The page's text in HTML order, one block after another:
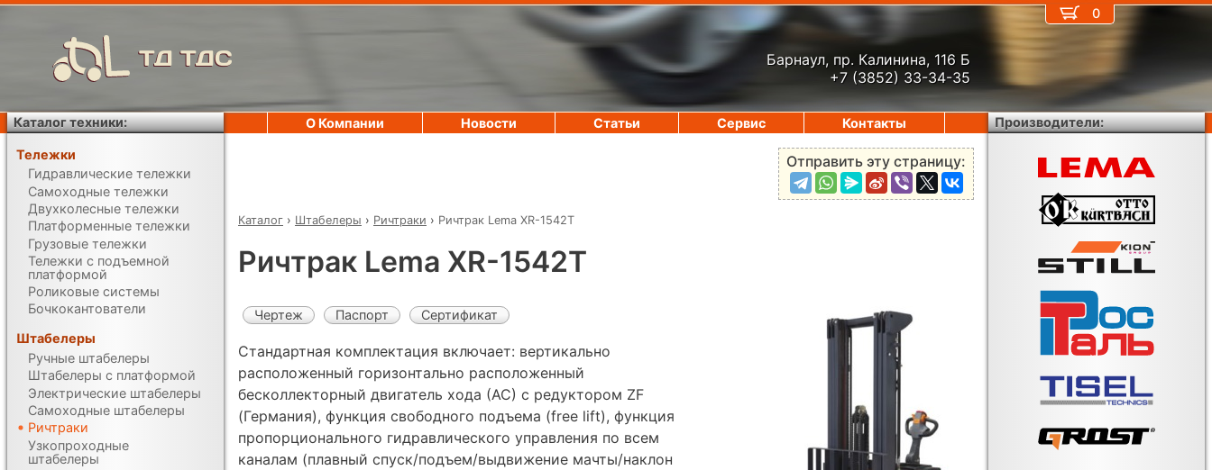
ТД ТДС
Барнаул, пр. Калинина, 116 Б
+7 (3852) 33-34-35
Отправить эту страницу:
Каталог › Штабелеры › Ричтраки › Ричтрак Lema XR-1542T
Ричтрак Lema XR-1542T
Чертеж Паспорт Сертификат
Стандартная комплектация включает: вертикально
расположенный горизонтально расположенный
бесколлекторный двигатель хода (АС) с редуктором ZF
(Германия), функция свободного подъема (free lift), функция
пропорционального гидравлического управления по всем
каналам (плавный спуск/подъем/выдвижение мачты/наклон
0
О Компании Новости Статьи Сервис Контакты
Каталог техники:
Тележки
Гидравлические тележки
Самоходные тележки
Двухколесные тележки
Платформенные тележки
Грузовые тележки
Тележки с подъемной
платформой
Роликовые системы
Бочкокантователи
Штабелеры
Ручные штабелеры
Штабелеры с платформой
Электрические штабелеры
Самоходные штабелеры
Ричтраки
Узкопроходные
штабелеры
Производители: